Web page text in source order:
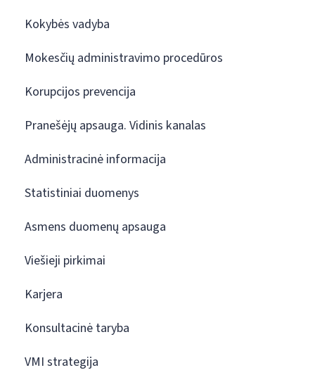
Kokybės vadyba
Mokesčių administravimo procedūros
Korupcijos prevencija
Pranešėjų apsauga. Vidinis kanalas
Administracinė informacija
Statistiniai duomenys
Asmens duomenų apsauga
Viešieji pirkimai
Karjera
Konsultacinė taryba
VMI strategija